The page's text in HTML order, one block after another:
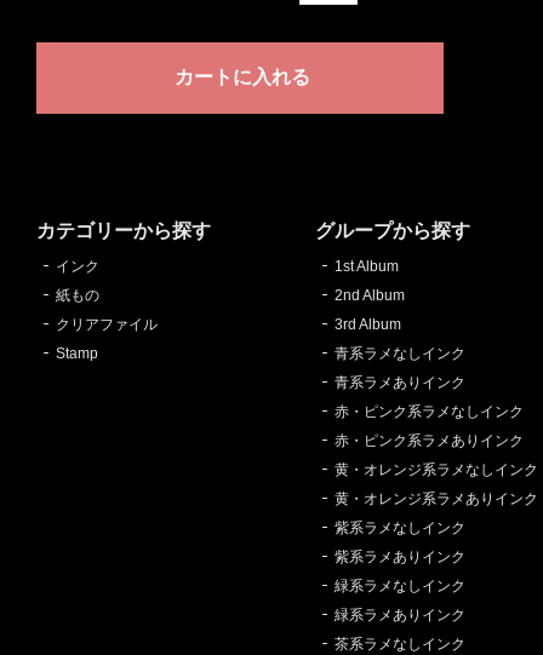
カテゴリーから探す
インク
紙もの
クリアファイル
Stamp
グループから探す
1st Album
2nd Album
3rd Album
青系ラメなしインク
青系ラメありインク
赤・ピンク系ラメなしインク
赤・ピンク系ラメありインク
黄・オレンジ系ラメなしインク
黄・オレンジ系ラメありインク
紫系ラメなしインク
紫系ラメありインク
緑系ラメなしインク
緑系ラメありインク
茶系ラメなしインク